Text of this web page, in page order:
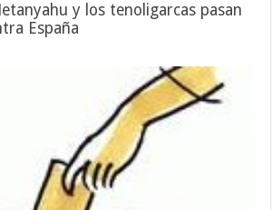
y los tenoligarcas pasan
España